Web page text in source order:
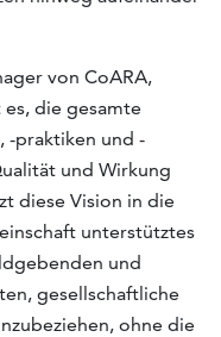
von CoARA,
die gesamte
-praktiken und -
und Wirkung
diese Vision in die
unterstütztes
und
gesellschaftliche
ohne die